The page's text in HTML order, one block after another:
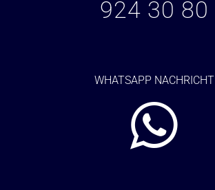
924 30 80
WHATSAPP NACHRICHT